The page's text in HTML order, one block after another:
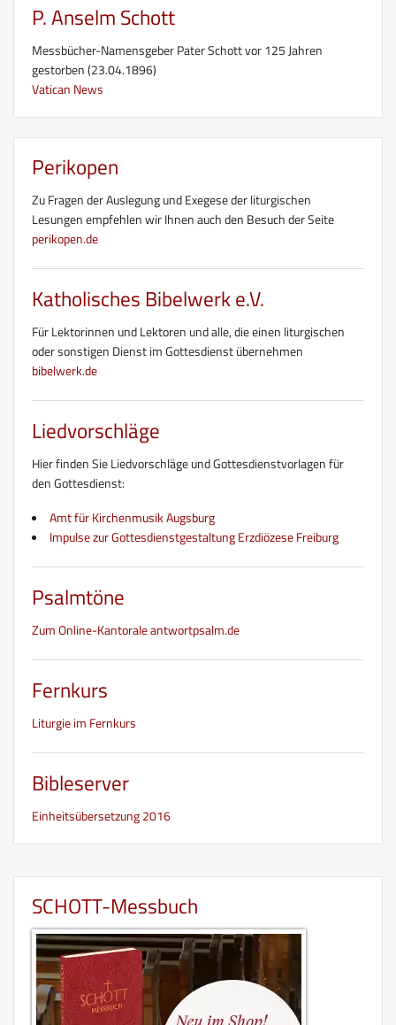
P. Anselm Schott
Messbücher-Namensgeber Pater Schott vor 125 Jahren
gestorben (23.04.1896)
Vatican News
Perikopen
Zu Fragen der Auslegung und Exegese der liturgischen
Lesungen empfehlen wir Ihnen auch den Besuch der Seite
perikopen.de
Katholisches Bibelwerk e.V.
Für Lektorinnen und Lektoren und alle, die einen liturgischen
oder sonstigen Dienst im Gottesdienst übernehmen
bibelwerk.de
Liedvorschläge
Hier finden Sie Liedvorschläge und Gottesdienstvorlagen für
den Gottesdienst:
Amt für Kirchenmusik Augsburg
Impulse zur Gottesdienstgestaltung Erzdiözese Freiburg
Psalmtöne
Zum Online-Kantorale antwortpsalm.de
Fernkurs
Liturgie im Fernkurs
Bibleserver
Einheitsübersetzung 2016
SCHOTT-Messbuch